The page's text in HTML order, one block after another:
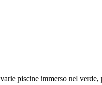
piscine immerso nel verde,